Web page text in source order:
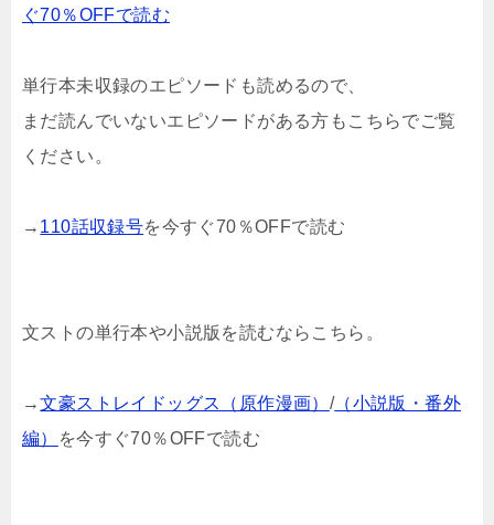
ぐ70％OFFで読む
単行本未収録のエピソードも読めるので、
まだ読んでいないエピソードがある方もこちらでご覧
ください。
→ 110話収録号を今すぐ70％OFFで読む
文ストの単行本や小説版を読むならこちら。
→文豪ストレイドッグス（原作漫画） /（小説版・番外
編）
を今すぐ70％OFFで読む